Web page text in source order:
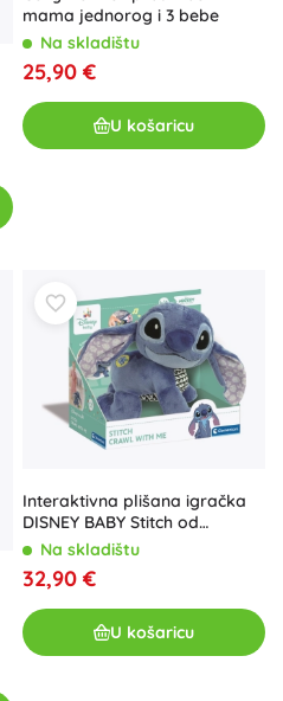
mama jednorog i 3 bebe
Na skladištu
25,90 €
U košaricu
Interaktivna plišana igračka
DISNEY BABY Stitch od
Clementonija
Na skladištu
32,90 €
U košaricu